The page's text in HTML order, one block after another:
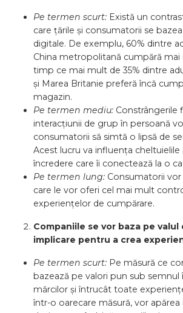
Pe termen scurt: Există un
care țările și consumatorii se
digitale. De exemplu, 60% dintre
China metropolitană cumpără mai
timp ce mai mult de 35% dintre
și Marea Britanie preferă încă
magazin.
Pe termen mediu: Constrângerile
interacțiunii de grup în persoană
consumatorii să simtă o lipsă de
Acest lucru va influența
încredere care îi conectează la o
Pe termen lung: Consumatorii
care le vor oferi cel mai mult
experiențelor de cumpărare.
Companiile se vor baza pe valul
implicare pentru a crea
Pe termen scurt: Pe măsură ce
bazează pe valori pun sub semnul
mărcilor și întrucât toate
într-o oarecare măsură, vor